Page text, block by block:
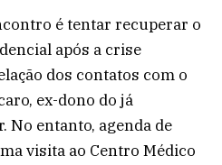
é tentar recuperar o
após a crise
dos contatos com o
ex-dono do já
No entanto, agenda de
visita ao Centro Médico